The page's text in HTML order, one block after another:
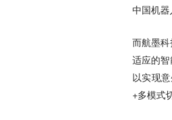
中国机器
而航墨
适应的
以实现
+多模式